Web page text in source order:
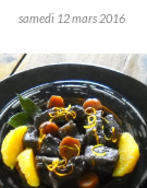
samedi 12 mars 2016